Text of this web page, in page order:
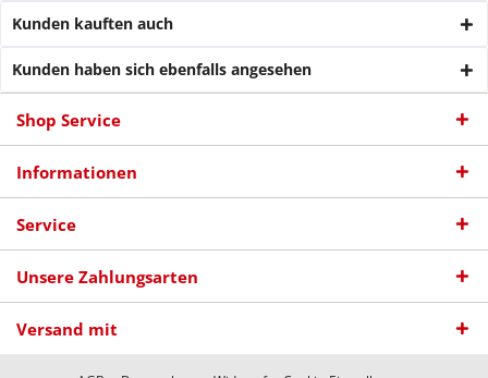
Kunden kauften auch
Kunden haben sich ebenfalls angesehen
Shop Service
Informationen
Service
Unsere Zahlungsarten
Versand mit